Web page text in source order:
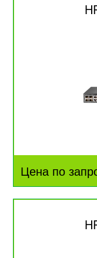
Цена по